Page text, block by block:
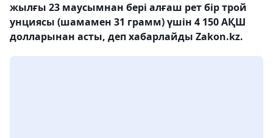
жылғы 23 маусымнан бері алғаш рет бір трой
унциясы (шамамен 31 грамм) үшін 4 150 АҚШ
долларынан асты, деп хабарлайды Zakon.kz.